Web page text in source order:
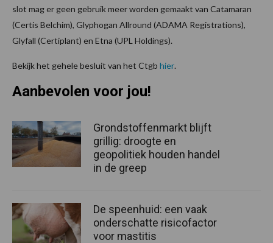
slot mag er geen gebruik meer worden gemaakt van Catamaran
(Certis Belchim), Glyphogan Allround (ADAMA Registrations),
Glyfall (Certiplant) en Etna (UPL Holdings).
Bekijk het gehele besluit van het Ctgb hier.
Aanbevolen voor jou!
Grondstoffenmarkt blijft
grillig: droogte en
geopolitiek houden handel
in de greep
De speenhuid: een vaak
onderschatte risicofactor
voor mastitis